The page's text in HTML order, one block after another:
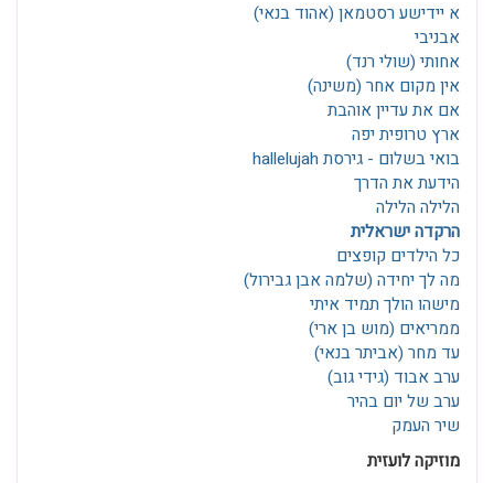
א יידישע רסטמאן‎ (אהוד בנאי)
אבניבי
אחותי (שולי רנד)
אין מקום אחר (משינה)
אם את עדיין אוהבת
ארץ טרופית יפה
בואי בשלום - גירסת hallelujah
הידעת את הדרך
הלילה הלילה
הרקדה ישראלית
כל הילדים קופצים
מה לך יחידה (שלמה אבן גבירול)
מישהו הולך תמיד איתי
ממריאים (מוש בן ארי)
עד מחר (אביתר בנאי)
ערב אבוד (גידי גוב)
ערב של יום בהיר
שיר העמק
מוזיקה לועזית